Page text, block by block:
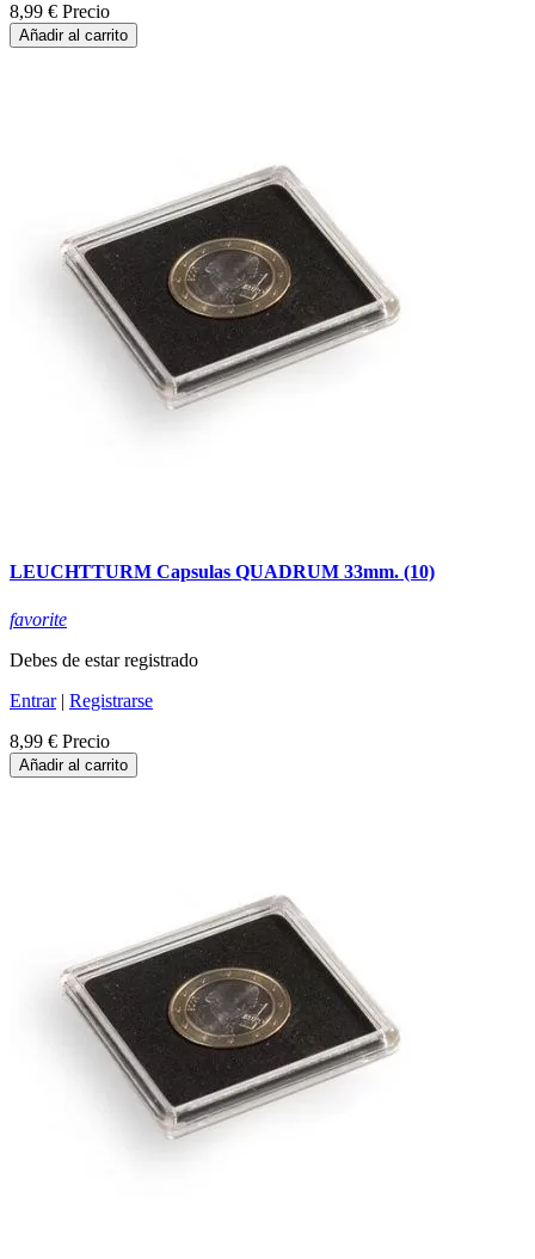
8,99 € Precio
Añadir al carrito
LEUCHTTURM Capsulas QUADRUM 33mm. (10)
favorite
Debes de estar registrado
Entrar| Registrarse
8,99 € Precio
Añadir al carrito